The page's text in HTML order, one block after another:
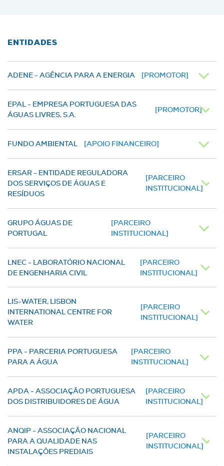
ENTIDADES
ADENE - AGÊNCIA PARA A ENERGIA [PROMOTOR]
EPAL - EMPRESA PORTUGUESA DAS
ÁGUAS LIVRES, S.A.
[PROMOTOR]
FUNDO AMBIENTAL [APOIO FINANCEIRO]
ERSAR - ENTIDADE REGULADORA
DOS SERVIÇOS DE ÁGUAS E
RESÍDUOS
[PARCEIRO
INSTITUCIONAL]
GRUPO ÁGUAS DE
PORTUGAL
[PARCEIRO
INSTITUCIONAL]
LNEC - LABORATÓRIO NACIONAL
DE ENGENHARIA CIVIL
[PARCEIRO
INSTITUCIONAL]
LIS-WATER, LISBON
INTERNATIONAL CENTRE FOR
WATER
[PARCEIRO
INSTITUCIONAL]
PPA - PARCERIA PORTUGUESA
PARA A ÁGUA
[PARCEIRO
INSTITUCIONAL]
APDA - ASSOCIAÇÃO PORTUGUESA
DOS DISTRIBUIDORES DE ÁGUA
[PARCEIRO
INSTITUCIONAL]
ANQIP - ASSOCIAÇÃO NACIONAL
PARA A QUALIDADE NAS
INSTALAÇÕES PREDIAIS
[PARCEIRO
INSTITUCIONAL]